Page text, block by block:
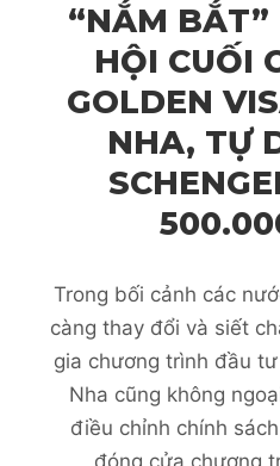
“NẮM BẮT”
HỘI CUỐI
GOLDEN
NHA, TỰ
Trong bối cảnh các
càng thay đổi và siết
gia chương trình đầu
Nha cũng không
điều chỉnh chính